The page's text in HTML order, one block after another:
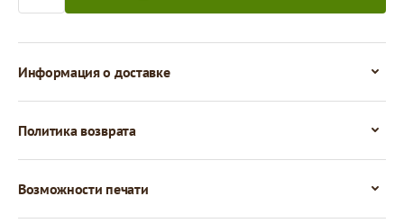
Информация о доставке
Политика возврата
Возможности печати